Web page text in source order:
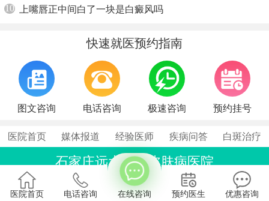
10
上嘴唇正中间白了一块是白癜风吗
快速就医预约指南
图文咨询 电话咨询 极速咨询 预约挂号
医院首页 媒体报道 经验医师 疾病问答 白斑治疗
石家庄远大中医皮肤病医院
联系电话：0311-86990555
石家庄桥西区裕华东路7号
医院首页 电话咨询 在线咨询 预约医生 优惠咨询